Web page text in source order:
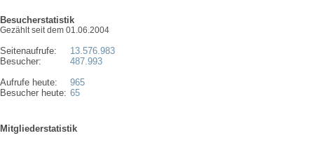
Besucherstatistik
Gezählt seit dem 01.06.2004
Seitenaufrufe:
Besucher:
Aufrufe heute:
Besucher heute:
13.576.983
487.993
965
65
Mitgliederstatistik